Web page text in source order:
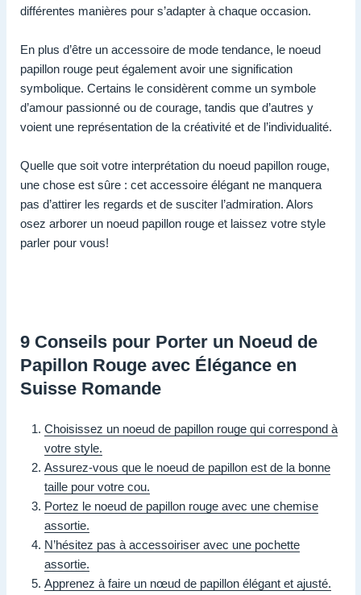
différentes manières pour s’adapter à chaque occasion.
En plus d’être un accessoire de mode tendance, le noeud
papillon rouge peut également avoir une signification
symbolique. Certains le considèrent comme un symbole
d’amour passionné ou de courage, tandis que d’autres y
voient une représentation de la créativité et de l’individualité.
Quelle que soit votre interprétation du noeud papillon rouge,
une chose est sûre : cet accessoire élégant ne manquera
pas d’attirer les regards et de susciter l’admiration. Alors
osez arborer un noeud papillon rouge et laissez votre style
parler pour vous!
9 Conseils pour Porter un Noeud de
Papillon Rouge avec Élégance en
Suisse Romande
Choisissez un noeud de papillon rouge qui correspond à
votre style.
Assurez-vous que le noeud de papillon est de la bonne
taille pour votre cou.
Portez le noeud de papillon rouge avec une chemise
assortie.
N’hésitez pas à accessoiriser avec une pochette
assortie.
Apprenez à faire un nœud de papillon élégant et ajusté.